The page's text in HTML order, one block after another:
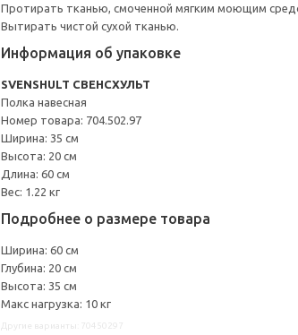
Протирать тканью, смоченной мягким моющим
Вытирать чистой сухой тканью.
Информация об упаковке
SVENSHULT СВЕНСХУЛЬТ
Полка навесная
Номер товара: 704.502.97
Ширина: 35 см
Высота: 20 см
Длина: 60 см
Вес: 1.22 кг
Подробнее о размере товара
Ширина: 60 см
Глубина: 20 см
Высота: 35 см
Макс нагрузка: 10 кг